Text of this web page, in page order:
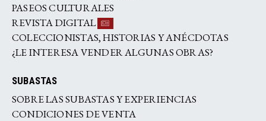
PASEOS CULTURALES
REVISTA DIGITAL
COLECCIONISTAS, HISTORIAS Y ANÉCDOTAS
¿LE INTERESA VENDER ALGUNAS OBRAS?
SUBASTAS
SOBRE LAS SUBASTAS Y EXPERIENCIAS
CONDICIONES DE VENTA